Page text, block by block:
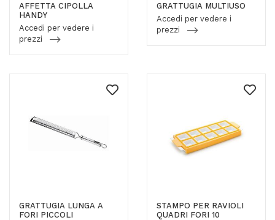
AFFETTA CIPOLLA
HANDY
Accedi per vedere i
prezzi
GRATTUGIA MULTIUSO
Accedi per vedere i
prezzi
GRATTUGIA LUNGA A
FORI PICCOLI
STAMPO PER RAVIOLI
QUADRI FORI 10